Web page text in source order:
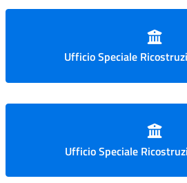
Ufficio Speciale
Ufficio Speciale